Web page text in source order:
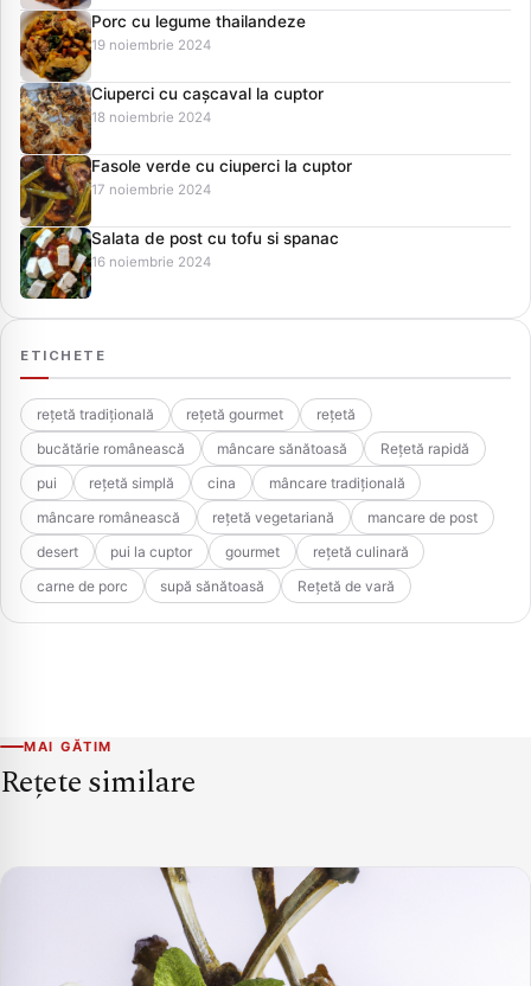
Porc cu legume thailandeze
19 noiembrie 2024
Ciuperci cu cașcaval la cuptor
18 noiembrie 2024
Fasole verde cu ciuperci la cuptor
17 noiembrie 2024
Salata de post cu tofu si spanac
16 noiembrie 2024
ETICHETE
rețetă tradițională rețetă gourmet
rețetă
bucătărie românească
mâncare sănătoasă
Rețetă rapidă
pui
rețetă simplă cina
mâncare tradițională
mâncare românească
rețetă vegetariană
mancare de post
desert
pui la cuptor gourmet
rețetă culinară
carne de porc
supă sănătoasă Rețetă de vară
MAI GĂTIM
Rețete similare